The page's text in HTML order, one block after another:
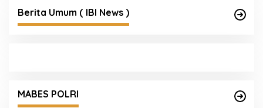
Berita Umum ( IBI News )
MABES POLRI
Miliar